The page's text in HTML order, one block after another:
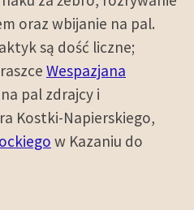
oraz wbijanie na pal.
są dość liczne;
Wespazjana
pal zdrajcy i
Kostki-Napierskiego,
w Kazaniu do